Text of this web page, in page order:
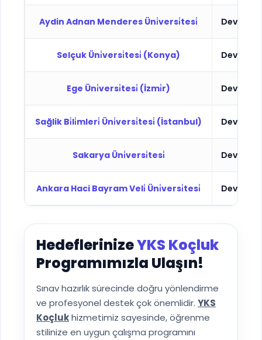
Aydin Adnan Menderes Üni̇versi̇tesi̇ Devlet
Selçuk Üni̇versi̇tesi̇ (Konya) Devlet
Ege Üni̇versi̇tesi̇ (İzmi̇r) Devlet
Sağlik Bi̇li̇mleri̇ Üni̇versi̇tesi̇ (İstanbul) Devlet
Sakarya Üni̇versi̇tesi̇ Devlet
Ankara Haci Bayram Veli̇ Üni̇versi̇tesi̇ Devlet
HedeflerinizeYKS Koçluk
Programımızla Ulaşın!
Sınav hazırlık sürecinde doğru yönlendirme
ve profesyonel destek çok önemlidir. YKS
Koçlukhizmetimiz sayesinde, öğrenme
stilinize en uygun çalışma programını